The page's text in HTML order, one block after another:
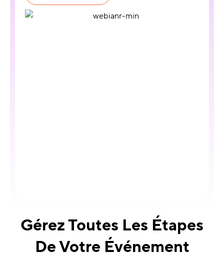
Gérez Toutes Les Étapes
De Votre Événement